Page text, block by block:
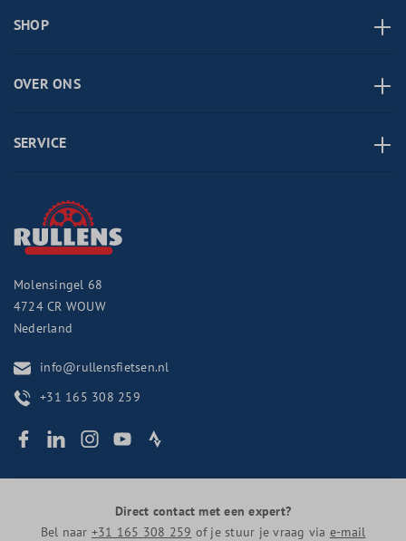
SHOP
OVER ONS
SERVICE
Molensingel 68
4724 CR WOUW
Nederland
info@rullensfietsen.nl
+31 165 308 259
Direct contact met een expert?
Bel naar +31 165 308 259 of je stuur je vraag via e-mail